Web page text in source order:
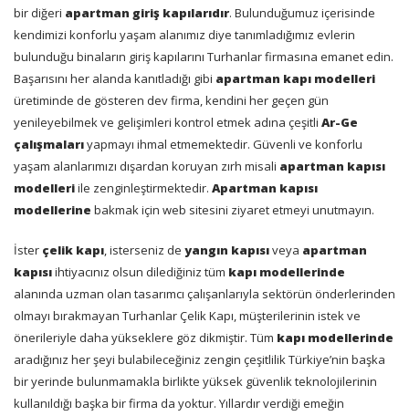
bir diğeri apartman giriş kapılarıdır. Bulunduğumuz içerisinde
kendimizi konforlu yaşam alanımız diye tanımladığımız evlerin
bulunduğu binaların giriş kapılarını Turhanlar firmasına emanet edin.
Başarısını her alanda kanıtladığı gibi apartman kapı modelleri
üretiminde de gösteren dev firma, kendini her geçen gün
yenileyebilmek ve gelişimleri kontrol etmek adına çeşitli Ar-Ge
çalışmalarıyapmayı ihmal etmemektedir. Güvenli ve konforlu
yaşam alanlarımızı dışardan koruyan zırh misali apartman kapısı
modelleriile zenginleştirmektedir. Apartman kapısı
modellerine bakmak için web sitesini ziyaret etmeyi unutmayın.
İster çelik kapı, isterseniz de yangın kapısıveya apartman
kapısıihtiyacınız olsun dilediğiniz tüm kapı modellerinde
alanında uzman olan tasarımcı çalışanlarıyla sektörün önderlerinden
olmayı bırakmayan Turhanlar Çelik Kapı, müşterilerinin istek ve
önerileriyle daha yükseklere göz dikmiştir. Tüm kapı modellerinde
aradığınız her şeyi bulabileceğiniz zengin çeşitlilik Türkiye’nin başka
bir yerinde bulunmamakla birlikte yüksek güvenlik teknolojilerinin
kullanıldığı başka bir firma da yoktur. Yıllardır verdiği emeğin